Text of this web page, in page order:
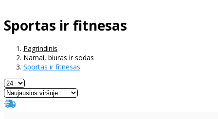
Sportas ir fitnesas
Pagrindinis
Namai, biuras ir sodas
Sportas ir fitnesas